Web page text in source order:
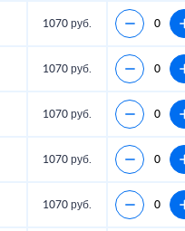
1070 руб.
1070 руб.
1070 руб.
1070 руб.
1070 руб.